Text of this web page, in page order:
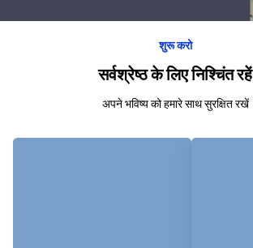
शुरू करो
सर्वश्रेष्ठ के लिए निश्चिंत रहें
अपने भविष्य को हमारे साथ सुरक्षित रखें